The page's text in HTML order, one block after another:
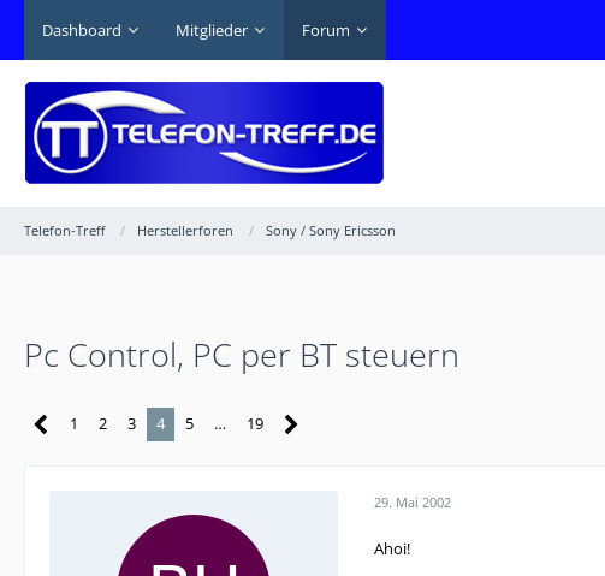
Dashboard Mitglieder Forum
Telefon-Treff Herstellerforen Sony / Sony Ericsson
Pc Control, PC per BT steuern
1 2 3 4 5 … 19
29. Mai 2002
Ahoi!